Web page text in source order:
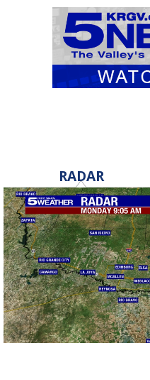
RADAR